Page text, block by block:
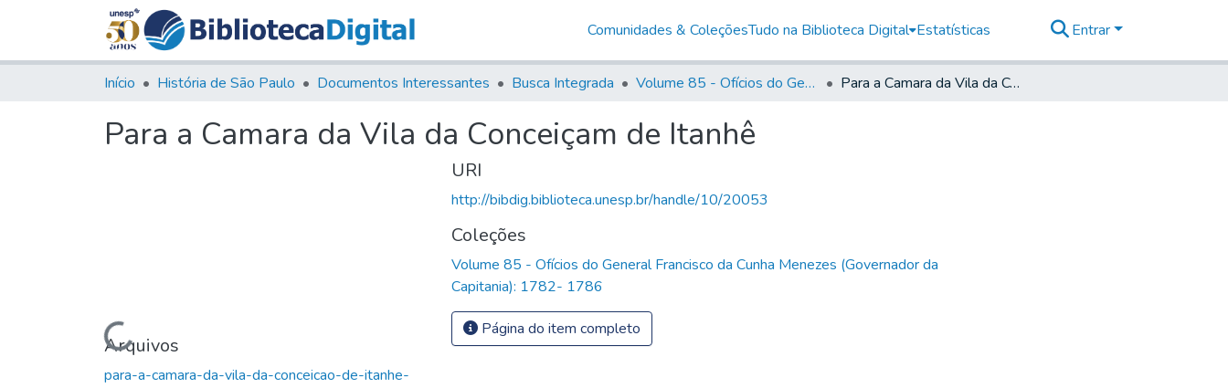
Comunidades & ColeçõesTudo na Biblioteca Digital Estatísticas Entrar
Início História de São Paulo Documentos Interessantes Busca Integrada Volume 85 - Ofícios do General Francisco da Cunha Menezes (Governador da Capitania): 1782- 1786 Para a Camara da Vila da Conceiçam de Itanhê
Para a Camara da Vila da Conceiçam de Itanhê
Carregando...
Arquivos
para-a-camara-da-vila-da-conceicao-de-itanhe-
URI
http://bibdig.biblioteca.unesp.br/handle/10/20053
Coleções
Volume 85 - Ofícios do General Francisco da Cunha Menezes (Governador da
Capitania): 1782- 1786
Página do item completo